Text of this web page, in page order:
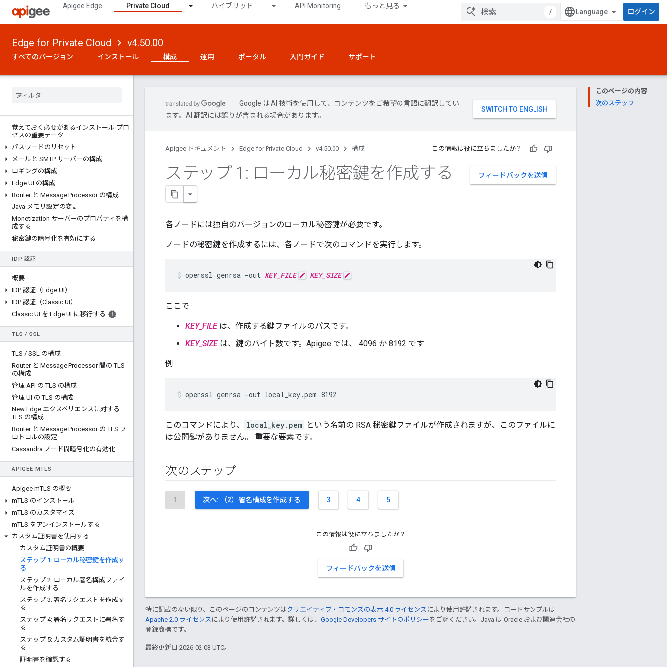
Apigee Edge Private Cloud ハイブリッド API Monitoring もっと見る
/ ログイン
Edge for Private Cloud v4.50.00
すべてのバージョン インストール 構成 運用 ポータル 入門ガイド サポート
Edge の構成方法
プラネット、リージョン、ポッド、組
覚えておく必要があるインストール プロ
セスの重要データ
パスワードのリセット
メールと SMTP サーバーの構成
ロギングの構成
Edge UI の構成
Router と Message Processor の構成
Java メモリ設定の変更
Monetization サーバーのプロパティを構
成する
秘密鍵の暗号化を有効にする
IDP 認証
概要
IDP 認証（Edge UI）
IDP 認証（Classic UI）
Classic UI を Edge UI に移行する
TLS/ SSL
TLS / SSL の構成
Router と Message Processor 間の TLS
の構成
管理 API の TLS の構成
管理 UI の TLS の構成
New Edge エクスペリエンスに対する
TLS の構成
Router と Message Processor の TLS プ
ロトコルの設定
Cassandra ノード間暗号化の有効化
APIGEE MTLS
Apigee mTLS の概要
mTLS のインストール
mTLS のカスタマイズ
mTLS をアンインストールする
カスタム証明書を使用する
カスタム証明書の概要
ステップ 1: ローカル秘密鍵を作成す
る
ステップ 2: ローカル署名構成ファイ
ルを作成する
ステップ 3: 署名リクエストを作成す
る
ステップ 4: 署名リクエストに署名す
る
ステップ 5: カスタム証明書を統合す
る
証明書を確認する
このページの内容
次のステップ
Google は AI 技術を使用して、コンテンツをご希望の言語に翻訳してい
ます。AI 翻訳には誤りが含まれる場合があります。
Apigee ドキュメント Edge for Private Cloud v4.50.00 構成 この情報は役に立ちましたか？
フィードバックを送信
ステップ 1: ローカル秘密鍵を作成する
各ノードには独自のバージョンのローカル秘密鍵が必要です。
ノードの秘密鍵を作成するには、各ノードで次のコマンドを実行します。
openssl genrsa -out KEY_FILE KEY_SIZE
ここで
KEY_FILEは、作成する鍵ファイルのパスです。
KEY_SIZEは、鍵のバイト数です。Apigee では、 4096 か 8192 です
例:
openssl genrsa -out local_key.pem 8192
このコマンドにより、 local_key.pem という名前の RSA 秘密鍵ファイルが作成されますが、このファイルに
は公開鍵がありません。 重要な要素です。
次のステップ
1 次へ: （2）署名構成を作成する 3 4 5
この情報は役に立ちましたか？
フィードバックを送信
特に記載のない限り、このページのコンテンツはクリエイティブ・コモンズの表示 4.0 ライセンス により使用許諾されます。コードサンプルは
Apache 2.0 ライセンス により使用許諾されます。詳しくは、 Google Developers サイトのポリシー をご覧ください。Java は Oracle および関連会社の
登録商標です。
最終更新日 2026-02-03 UTC。